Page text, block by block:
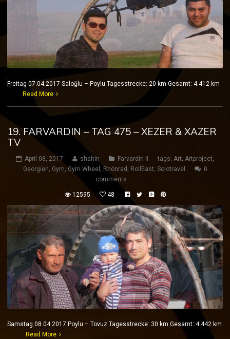
Freitag 07.04.2017 Saloğlu – Poylu Tagesstrecke: 20 km Gesamt: 4.412 km
Read More
19. FARVARDIN – TAG 475 – XEZER & XAZER
TV
April 08, 2017 shahin Farvardin II tags: Art, Artproject,
Georgien, Gym, Gym Wheel , Rhönrad , RollEast, Solotravel
0
comments
12595 48
Samstag 08.04.2017 Poylu – Tovuz Tagesstrecke: 30 km Gesamt: 4.442 km
Read More